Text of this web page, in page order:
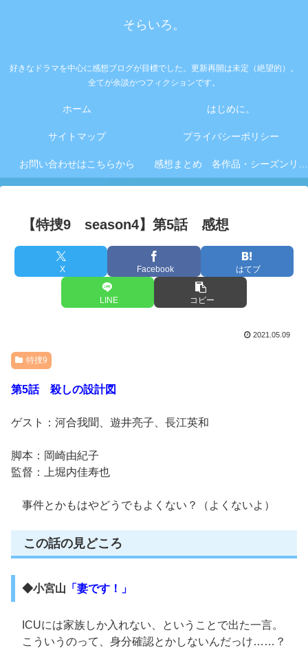
そらいろ。
好きなドラマを中心に感想ブログが目標でした。更新再開は未定（絶望的）。
全てが余談かつフィクションです。
ホーム はじめに。
サイトマップ プライバシーポリシー
お問い合わせはこちらから 感想まとめ 各作品・シーズンリンク集
【特捜9 season4】第5話 感想
X Facebook はてブ
LINE コピー
2021.05.09
特捜9
第5話 殺しの設計図
ゲスト：河合我聞、遊井亮子、長江英和
脚本：岡崎由紀子
監督：上堀内佳寿也
事件とかもはやどうでもよくない？（よくないよ）
この話の見どころ
◆小宮山 「妻です！」
ICUには家族しか入れない、ということで出た一言。
こういうのって、身分確認とかしないんだっけ……？